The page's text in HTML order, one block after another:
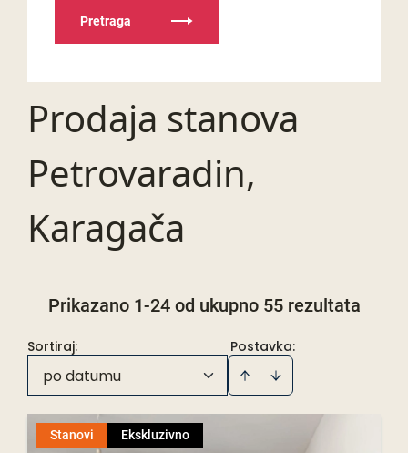
Pretraga
Prodaja stanova
Petrovaradin,
Karagača
Prikazano 1-24 od ukupno 55 rezultata
Postavka:
Sortiraj:
po datumu
Stanovi Ekskluzivno